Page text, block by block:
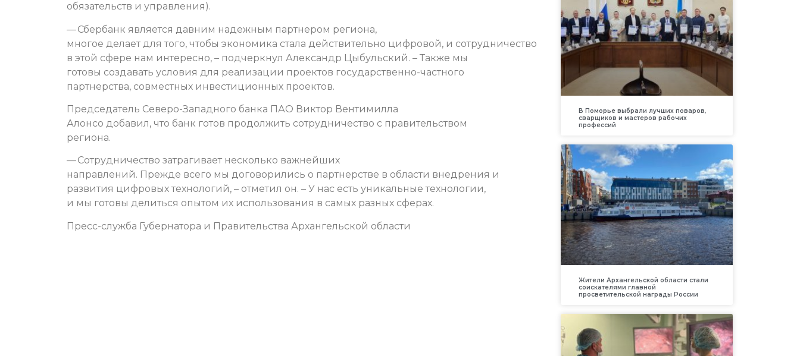
обязательств и управления).
— Сбербанк является давним надежным партнером региона,
многое делает для того, чтобы экономика стала действительно цифровой, и сотрудничество
в этой сфере нам интересно, – подчеркнул Александр Цыбульский. – Также мы
готовы создавать условия для реализации проектов государственно-частного
партнерства, совместных инвестиционных проектов.
Председатель Северо-Западного банка ПАО Виктор Вентимилла
Алонсо добавил, что банк готов продолжить сотрудничество с правительством
региона.
— Сотрудничество затрагивает несколько важнейших
направлений. Прежде всего мы договорились о партнерстве в области внедрения и
развития цифровых технологий, – отметил он. – У нас есть уникальные технологии,
и мы готовы делиться опытом их использования в самых разных сферах.
Пресс-служба Губернатора и Правительства Архангельской области
В Поморье выбрали лучших поваров,
сварщиков и мастеров рабочих
профессий
Жители Архангельской области стали
соискателями главной
просветительской награды России